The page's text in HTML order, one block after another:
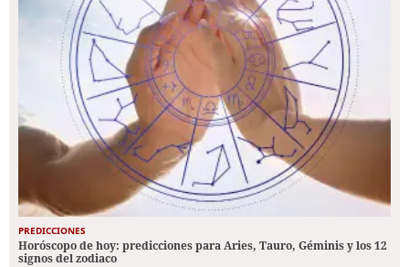
PREDICCIONES
Horóscopo de hoy: predicciones para Aries, Tauro, Géminis y los 12
signos del zodiaco